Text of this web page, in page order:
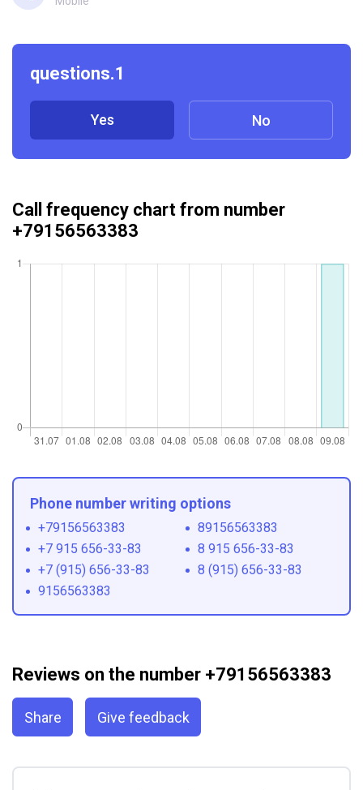
questions.1
Yes No
Call frequency chart from number
+79156563383
Phone number writing options
+79156563383
89156563383
+7 915 656-33-83
8 915 656-33-83
+7 (915) 656-33-83
8 (915) 656-33-83
9156563383
Reviews on the number +79156563383
Share Give feedback